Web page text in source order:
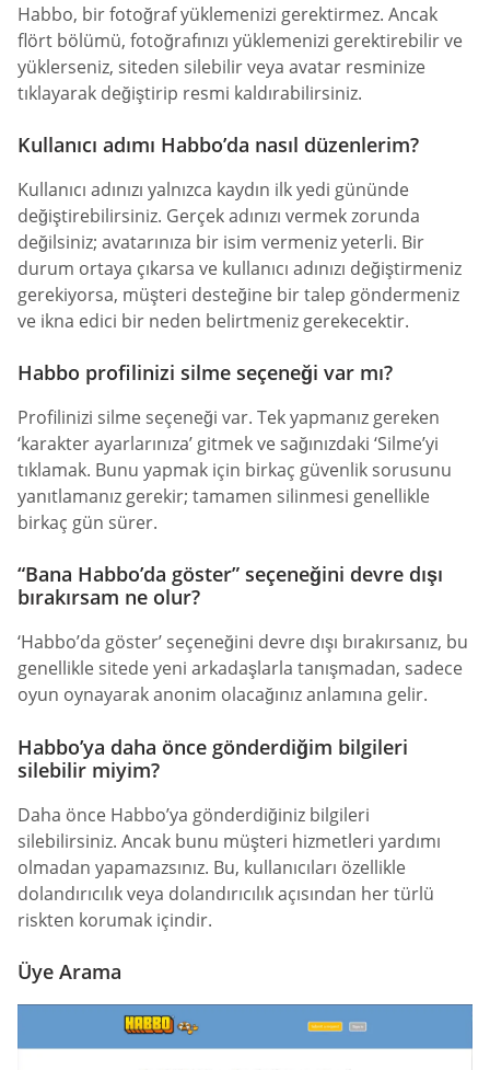
Habbo, bir fotoğraf yüklemenizi gerektirmez. Ancak
flört bölümü, fotoğrafınızı yüklemenizi gerektirebilir ve
yüklerseniz, siteden silebilir veya avatar resminize
tıklayarak değiştirip resmi kaldırabilirsiniz.
Kullanıcı adımı Habbo’da nasıl düzenlerim?
Kullanıcı adınızı yalnızca kaydın ilk yedi gününde
değiştirebilirsiniz. Gerçek adınızı vermek zorunda
değilsiniz; avatarınıza bir isim vermeniz yeterli. Bir
durum ortaya çıkarsa ve kullanıcı adınızı değiştirmeniz
gerekiyorsa, müşteri desteğine bir talep göndermeniz
ve ikna edici bir neden belirtmeniz gerekecektir.
Habbo profilinizi silme seçeneği var mı?
Profilinizi silme seçeneği var. Tek yapmanız gereken
‘karakter ayarlarınıza’ gitmek ve sağınızdaki ‘Silme’yi
tıklamak. Bunu yapmak için birkaç güvenlik sorusunu
yanıtlamanız gerekir; tamamen silinmesi genellikle
birkaç gün sürer.
“Bana Habbo’da göster” seçeneğini devre dışı
bırakırsam ne olur?
‘Habbo’da göster’ seçeneğini devre dışı bırakırsanız, bu
genellikle sitede yeni arkadaşlarla tanışmadan, sadece
oyun oynayarak anonim olacağınız anlamına gelir.
Habbo’ya daha önce gönderdiğim bilgileri
silebilir miyim?
Daha önce Habbo’ya gönderdiğiniz bilgileri
silebilirsiniz. Ancak bunu müşteri hizmetleri yardımı
olmadan yapamazsınız. Bu, kullanıcıları özellikle
dolandırıcılık veya dolandırıcılık açısından her türlü
riskten korumak içindir.
Üye Arama